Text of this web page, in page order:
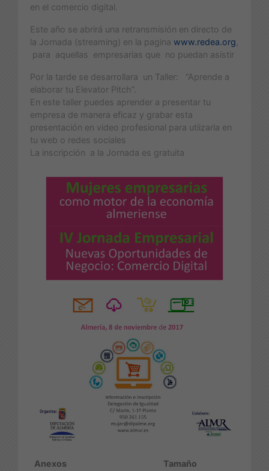
en el comercio digital.
Este año se abrirá una retransmisión en directo de
la Jornada (streaming) en la pagina www.redea.org
para aquellas empresarias que no puedan asistir
Por la tarde se desarrollara un Taller: “Aprende a
elaborar tu Elevator Pitch”.
En este taller puedes aprender a presentar tu
empresa de manera eficaz y grabar esta
presentación en video profesional para utiizarla en
tu web o redes sociales
La inscripción a la Jornada es gratuita
Anexos
Tamaño